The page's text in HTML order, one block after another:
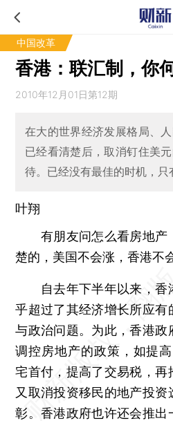
中国改革
香港：联汇制，你
2010年12月01日第12期
在大的世界经济发展格局、
已经看清楚后，取消钉住美
待。已经没有最佳的时机，只
叶翔
有朋友问怎么看房地产
楚的，美国不会涨，香港不
自去年下半年以来，香
乎超过了其经济增长所应有
与政治问题。为此，香港
调控房地产的政策，如提
宅首付，提高了交易税，再
又取消投资移民的地产投
彰。香港政府也许还会推出